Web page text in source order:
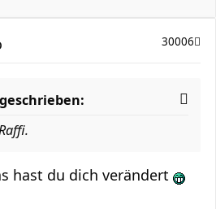
30006
hast du dich verändert